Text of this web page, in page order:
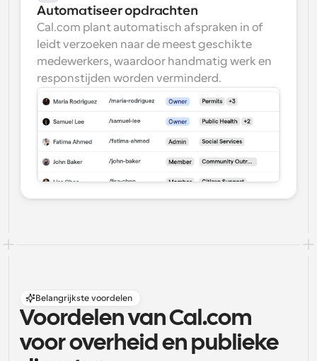
Automatiseer opdrachten
Cal.com plant automatisch afspraken in of
leidt verzoeken naar de meest geschikte
medewerkers, waardoor handmatig werk en
responstijden worden verminderd.
Belangrijkste voordelen
Voordelen van Cal.com
voor overheid en publieke